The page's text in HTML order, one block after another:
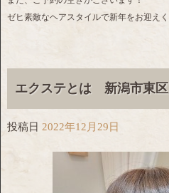
ゼヒ素敵なヘアスタイルで新年をお迎え
エクステとは 新潟市東
投稿日 2022年12月29日